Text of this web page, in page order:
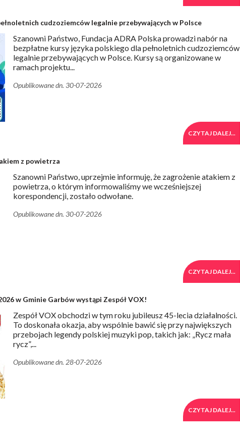
cudzoziemców legalnie przebywających w Polsce
Szanowni Państwo, Fundacja ADRA Polska prowadzi nabór na
bezpłatne kursy języka polskiego dla pełnoletnich cudzoziemców
legalnie przebywających w Polsce. Kursy są organizowane w
ramach projektu...
Opublikowane dn. 30-07-2026
CZYTAJ DALEJ...
z powietrza
Szanowni Państwo, uprzejmie informuję, że zagrożenie atakiem z
powietrza, o którym informowaliśmy we wcześniejszej
korespondencji, zostało odwołane.
Opublikowane dn. 30-07-2026
CZYTAJ DALEJ...
w Gminie Garbów wystąpi Zespół VOX!
Zespół VOX obchodzi w tym roku jubileusz 45-lecia działalności.
To doskonała okazja, aby wspólnie bawić się przy największych
przebojach legendy polskiej muzyki pop, takich jak: „Rycz mała
rycz”,...
Opublikowane dn. 28-07-2026
CZYTAJ DALEJ...